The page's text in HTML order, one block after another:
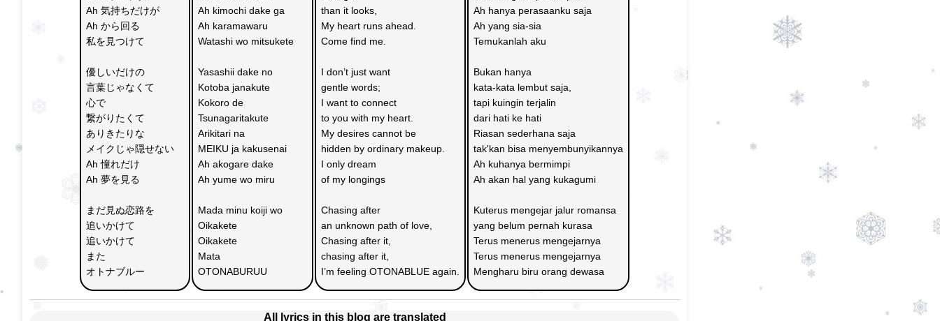
Ah 気持ちだけが
Ah から回る
私を見つけて
優しいだけの
言葉じゃなくて
心で
繋がりたくて
ありきたりな
メイクじゃ隠せない
Ah 憧れだけ
Ah 夢を見る
まだ見ぬ恋路を
追いかけて
追いかけて
また
オトナブルー
Ah kimochi dake ga
Ah karamawaru
Watashi wo mitsukete
Yasashii dake no
Kotoba janakute
Kokoro de
Tsunagaritakute
Arikitari na
MEIKU ja kakusenai
Ah akogare dake
Ah yume wo miru
Mada minu koiji wo
Oikakete
Oikakete
Mata
OTONABURUU
than it looks,
My heart runs ahead.
Come find me.
I don’t just want
gentle words;
I want to connect
to you with my heart.
My desires cannot be
hidden by ordinary makeup.
I only dream
of my longings
Chasing after
an unknown path of love,
Chasing after it,
chasing after it,
I’m feeling OTONABLUE again.
Ah hanya perasaanku saja
Ah yang sia-sia
Temukanlah aku
Bukan hanya
kata-kata lembut saja,
tapi kuingin terjalin
dari hati ke hati
Riasan sederhana saja
tak'kan bisa menyembunyikannya
Ah kuhanya bermimpi
Ah akan hal yang kukagumi
Kuterus mengejar jalur romansa
yang belum pernah kurasa
Terus menerus mengejarnya
Terus menerus mengejarnya
Mengharu biru orang dewasa
All lyrics in this blog are translated